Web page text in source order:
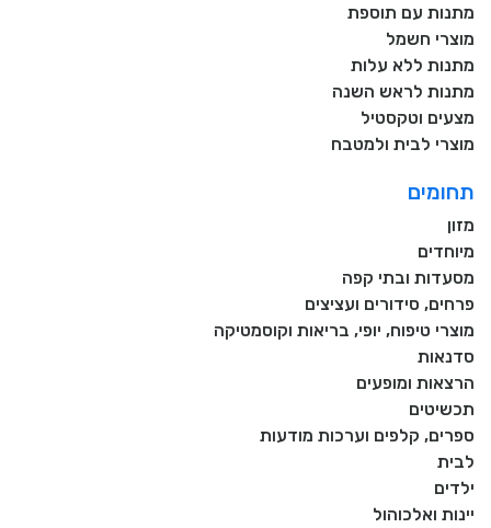
מתנות עם תוספת
מוצרי חשמל
מתנות ללא עלות
מתנות לראש השנה
מצעים וטקסטיל
מוצרי לבית ולמטבח
תחומים
מזון
מיוחדים
מסעדות ובתי קפה
פרחים, סידורים ועציצים
מוצרי טיפוח, יופי, בריאות וקוסמטיקה
סדנאות
הרצאות ומופעים
תכשיטים
ספרים, קלפים וערכות מודעות
לבית
ילדים
יינות ואלכוהול